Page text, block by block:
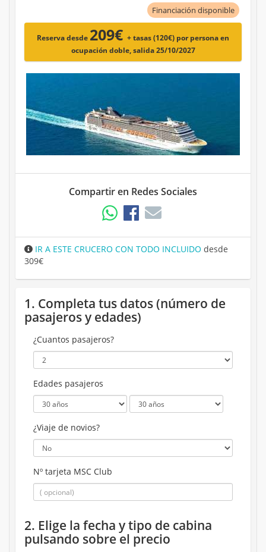
Financiación disponible
Reserva desde 209€ + tasas (120€) por persona en
ocupación doble, salida 25/10/2027
Compartir en Redes Sociales
IR A ESTE CRUCERO CON TODO INCLUIDO desde
309€
1. Completa tus datos (número de
pasajeros y edades)
¿Cuantos pasajeros?
Edades pasajeros
¿Viaje de novios?
Nº tarjeta MSC Club
2. Elige la fecha y tipo de cabina
pulsando sobre el precio